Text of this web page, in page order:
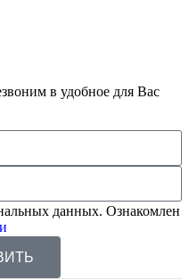
в удобное для Вас
данных. Ознакомлен